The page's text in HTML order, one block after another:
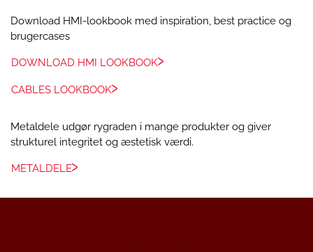
Download HMI-lookbook med inspiration, best practice og
brugercases
DOWNLOAD HMI LOOKBOOK
CABLES LOOKBOOK
Metaldele udgør rygraden i mange produkter og giver
strukturel integritet og æstetisk værdi.
METALDELE